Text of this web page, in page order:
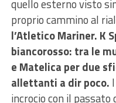
quello esterno visto
proprio cammino al
l’Atletico Mariner. K
biancorosso: tra le
e Matelica per due
allettanti a dir poco.
incrocio con il